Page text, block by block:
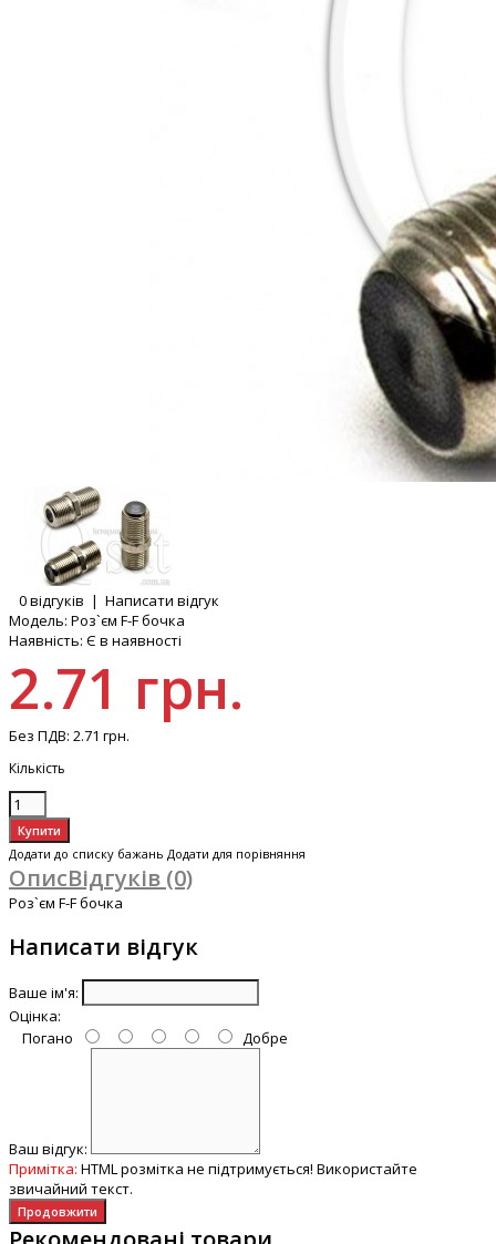
0 відгуків | Написати відгук
Модель: Роз`єм F-F бочка
Наявність: Є в наявності
2.71 грн.
Без ПДВ: 2.71 грн.
Кількість
Додати до списку бажань Додати для порівняння
ОписВідгуків (0)
Роз`єм F-F бочка
Написати відгук
Ваше ім'я:
Оцінка:
Погано
Добре
Ваш відгук:
Примітка: HTML розмітка не підтримується! Використайте
звичайний текст.
Продовжити